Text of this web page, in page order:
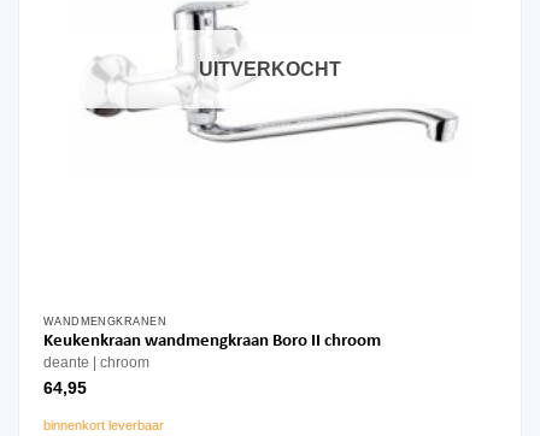
UITVERKOCHT
WANDMENGKRANEN
Keukenkraan wandmengkraan Boro II chroom
deante chroom
64,95
binnenkort leverbaar